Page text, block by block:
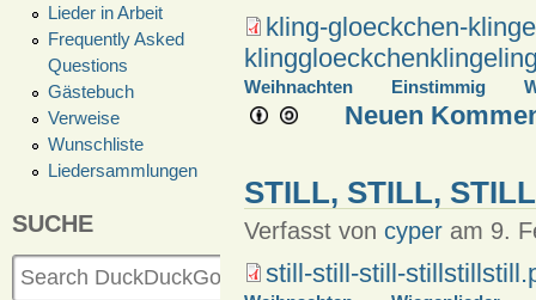
Lieder in Arbeit
Frequently Asked
Questions
Gästebuch
Verweise
Wunschliste
Liedersammlungen
SUCHE
kling-gloeckchen-
Weihnachten Einstimmig
Neuen
STILL, STILL, STILL
Verfasst von cyperam 9.
still-still-still-